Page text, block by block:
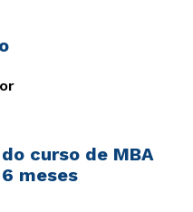
curso de MBA
meses